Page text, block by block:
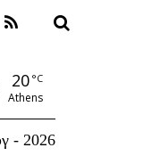
20 °C
Athens
- 2026